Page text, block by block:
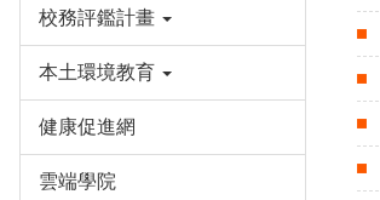
校務評鑑計畫
本土環境教育
健康促進網
雲端學院